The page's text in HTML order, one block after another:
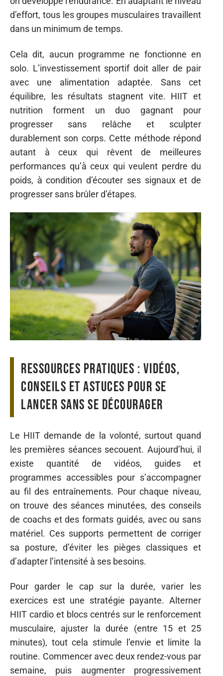
d’effort, tous les groupes musculaires travaillent
dans un minimum de temps.
Cela dit, aucun programme ne fonctionne en
solo. L’investissement sportif doit aller de pair
avec une alimentation adaptée. Sans cet
équilibre, les résultats stagnent vite. HIIT et
nutrition forment un duo gagnant pour
progresser sans relâche et sculpter
durablement son corps. Cette méthode répond
autant à ceux qui rêvent de meilleures
performances qu’à ceux qui veulent perdre du
poids, à condition d’écouter ses signaux et de
progresser sans brûler d’étapes.
Ressources pratiques : vidéos,
conseils et astuces pour se
lancer sans se décourager
Le HIIT demande de la volonté, surtout quand
les premières séances secouent. Aujourd’hui, il
existe quantité de vidéos, guides et
programmes accessibles pour s’accompagner
au fil des entraînements. Pour chaque niveau,
on trouve des séances minutées, des conseils
de coachs et des formats guidés, avec ou sans
matériel. Ces supports permettent de corriger
sa posture, d’éviter les pièges classiques et
d’adapter l’intensité à ses besoins.
Pour garder le cap sur la durée, varier les
exercices est une stratégie payante. Alterner
HIIT cardio et blocs centrés sur le renforcement
musculaire, ajuster la durée (entre 15 et 25
minutes), tout cela stimule l’envie et limite la
routine. Commencer avec deux rendez-vous par
semaine, puis augmenter progressivement